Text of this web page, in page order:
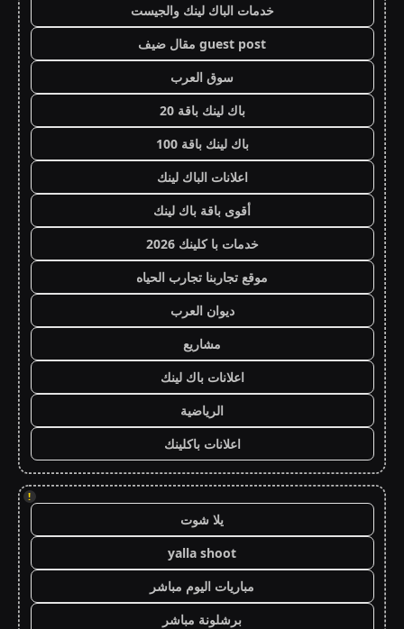
خدمات الباك لينك والجيست
guest post مقال ضيف
سوق العرب
باك لينك باقة 20
باك لينك باقة 100
اعلانات الباك لينك
أقوى باقة باك لينك
خدمات با كلينك 2026
موقع تجاربنا تجارب الحياه
ديوان العرب
مشاريع
اعلانات باك لينك
الرياضية
اعلانات باكلينك
!
يلا شوت
yalla shoot
مباريات اليوم مباشر
برشلونة مباشر